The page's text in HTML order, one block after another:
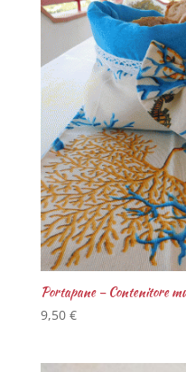
Portapane – Contenitore
9,50 €